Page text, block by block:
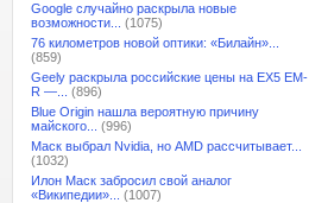
Google случайно раскрыла новые
возможности...
(1075)
76 километров новой оптики: «Билайн»...
(859)
Geely раскрыла российские цены на EX5 EM-
R —...
(896)
Blue Origin нашла вероятную причину
майского...
(996)
Маск выбрал Nvidia, но AMD рассчитывает...
(1032)
Илон Маск забросил свой аналог
«Википедии»...
(1007)